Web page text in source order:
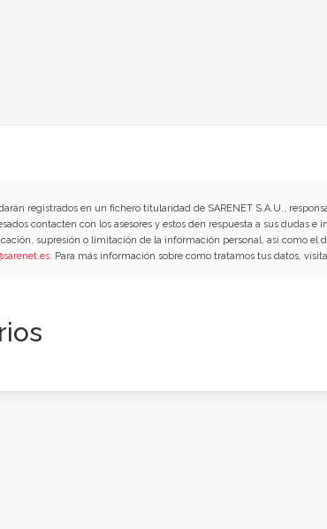
registrados en un fichero titularidad de SARENET S.A.U.,
contacten con los asesores y estos den respuesta a sus dudas e
supresión o limitación de la información personal, así como el
. Para más información sobre como tratamos tus datos,